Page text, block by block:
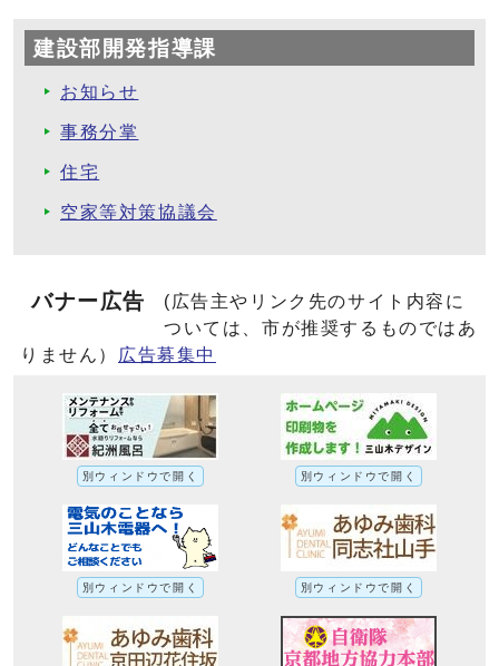
建設部開発指導課
お知らせ
事務分掌
住宅
空家等対策協議会
バナー広告
(広告主やリンク先のサイト内容に
ついては、市が推奨するものではあ
りません） 広告募集中
別ウィンドウで開く 別ウィンドウで開く
別ウィンドウで開く 別ウィンドウで開く